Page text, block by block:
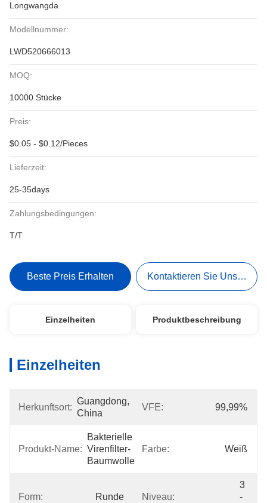
Longwangda
Modellnummer:
LWD520666013
MOQ:
10000 Stücke
Preis:
$0.05 - $0.12/Pieces
Lieferzeit:
25-35days
Zahlungsbedingungen:
T/T
Beste Preis Erhalten Kontaktieren Sie Uns Jetzt
Einzelheiten Produktbeschreibung
Einzelheiten
Herkunftsort:
Guangdong,
China
VFE: 99,99%
Produkt-Name:
Bakterielle
Virenfilter-
Baumwolle
Farbe: Weiß
Form: Runde Niveau:
3
-